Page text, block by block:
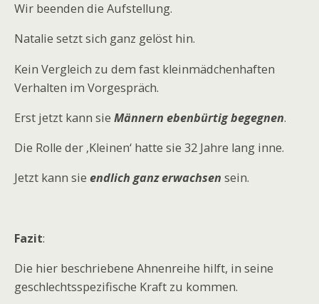
Wir beenden die Aufstellung.
Natalie setzt sich ganz gelöst hin.
Kein Vergleich zu dem fast kleinmädchenhaften
Verhalten im Vorgespräch.
Erst jetzt kann sie Männern ebenbürtig begegnen.
Die Rolle der ‚Kleinen‘ hatte sie 32 Jahre lang inne.
Jetzt kann sie endlich ganz erwachsen sein.
Fazit:
Die hier beschriebene Ahnenreihe hilft, in seine
geschlechtsspezifische Kraft zu kommen.